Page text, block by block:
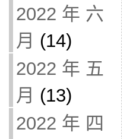
2022 年 六
月 (14)
2022 年 五
月 (13)
2022 年 四